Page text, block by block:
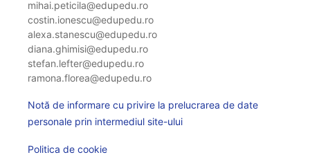
mihai.peticila@edupedu.ro
costin.ionescu@edupedu.ro
alexa.stanescu@edupedu.ro
diana.ghimisi@edupedu.ro
stefan.lefter@edupedu.ro
ramona.florea@edupedu.ro
Notă de informare cu privire la prelucrarea de date
personale prin intermediul site-ului
Politica de cookie